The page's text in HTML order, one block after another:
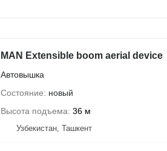
MAN Extensible boom aerial device
Автовышка
Состояние
новый
Высота подъема 36 м
Узбекистан, Ташкент